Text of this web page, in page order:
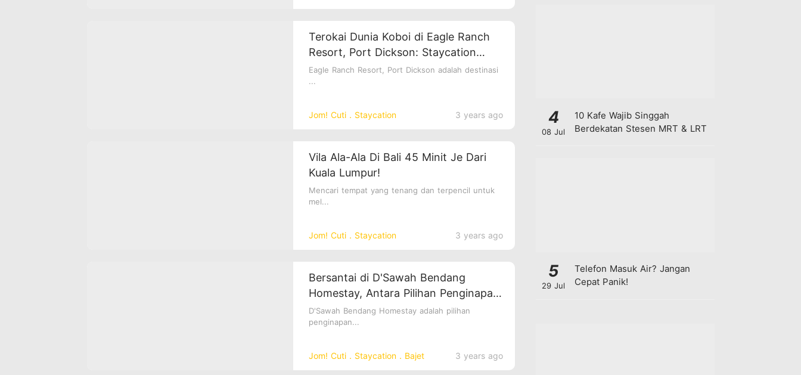
Jom! Cuti．Staycation 3 years ago
Terokai Dunia Koboi di Eagle Ranch
Resort, Port Dickson: Staycation
Istimewa yang Berbeza!
Eagle Ranch Resort, Port Dickson adalah destinasi
...
Jom! Cuti．Staycation 3 years ago
Vila Ala-Ala Di Bali 45 Minit Je Dari
Kuala Lumpur!
Mencari tempat yang tenang dan terpencil untuk
mel...
Jom! Cuti．Staycation．Bajet 3 years ago
Bersantai di D'Sawah Bendang
Homestay, Antara Pilihan Penginapan
Terbaik di Sungai Besar!
D'Sawah Bendang Homestay adalah pilihan
penginapan...
4
08 Jul
10 Kafe Wajib Singgah
Berdekatan Stesen MRT & LRT
5
29 Jul
Telefon Masuk Air? Jangan
Cepat Panik!